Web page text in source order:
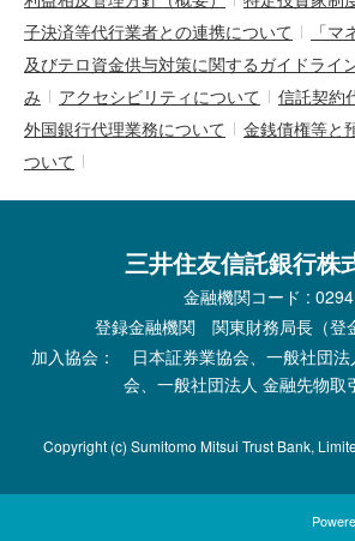
子決済等代行業者との連携について
「
及びテロ資金供与対策に関するガイドライ
み
アクセシビリティについて
信託契約
外国銀行代理業務について
金銭債権等と
ついて
三井住友信託銀行株
金融機関コード : 0294
登録金融機関 関東財務局長（登
加入協会： 日本証券業協会、一般社団法
会、一般社団法人 金融先物取
Copyright (c) Sumitomo Mitsui Trust Bank,